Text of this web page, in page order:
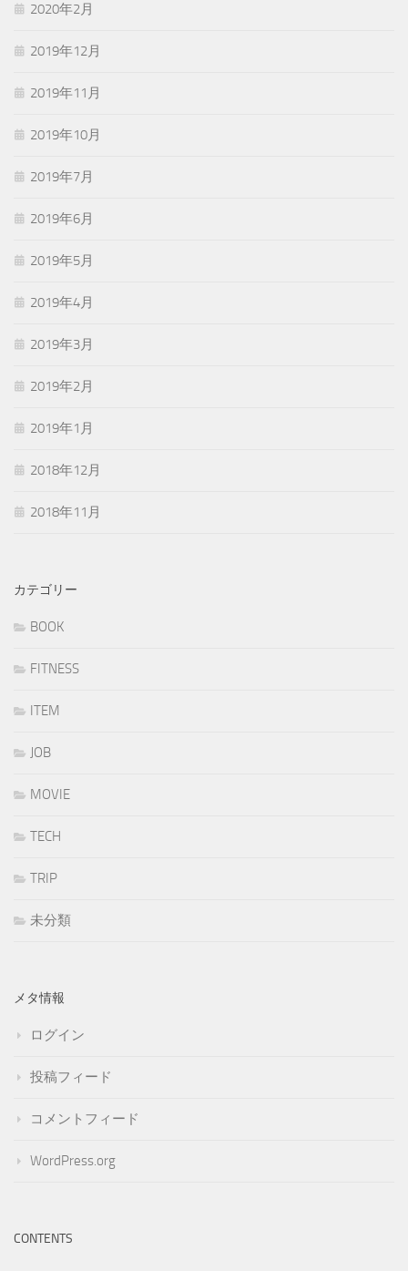
2020年2月
2019年12月
2019年11月
2019年10月
2019年7月
2019年6月
2019年5月
2019年4月
2019年3月
2019年2月
2019年1月
2018年12月
2018年11月
カテゴリー
BOOK
FITNESS
ITEM
JOB
MOVIE
TECH
TRIP
未分類
メタ情報
ログイン
投稿フィード
コメントフィード
WordPress.org
CONTENTS